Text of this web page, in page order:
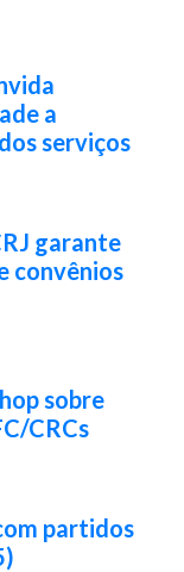
a
serviços
garante
convênios
sobre
CRCs
partidos